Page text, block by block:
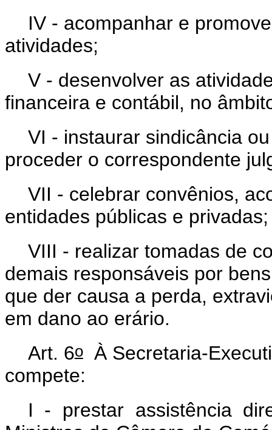
IV - acompanhar e
atividades;
V - desenvolver as
financeira e contábil, no
VI - instaurar sindicância
proceder o correspondente
VII - celebrar convênios,
entidades públicas e
VIII - realizar tomadas de
demais responsáveis por
que der causa a perda,
em dano ao erário.
Art. 6oÀ Secretaria-
compete:
I - prestar assistência